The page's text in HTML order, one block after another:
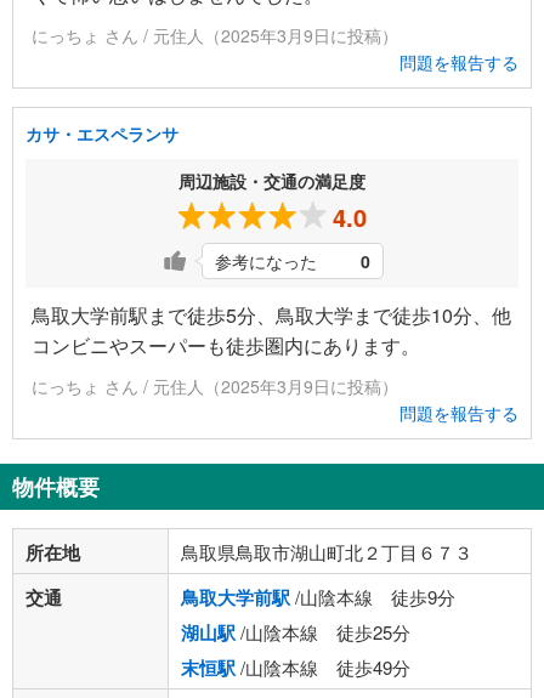
にっちょ さん / 元住人（2025年3月9日に投稿）
問題を報告する
カサ・エスペランサ
周辺施設・交通の満足度
4.0
参考になった 0
鳥取大学前駅まで徒歩5分、鳥取大学まで徒歩10分、他
コンビニやスーパーも徒歩圏内にあります。
にっちょ さん / 元住人（2025年3月9日に投稿）
問題を報告する
物件概要
所在地 鳥取県鳥取市湖山町北２丁目６７３
交通 鳥取大学前駅/山陰本線 徒歩9分
湖山駅/山陰本線 徒歩25分
末恒駅/山陰本線 徒歩49分